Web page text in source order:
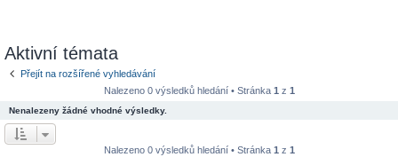
Aktivní témata
Přejít na rozšířené vyhledávání
Nalezeno 0 výsledků hledání • Stránka 1 z 1
Nenalezeny žádné vhodné výsledky.
Nalezeno 0 výsledků hledání • Stránka 1 z 1